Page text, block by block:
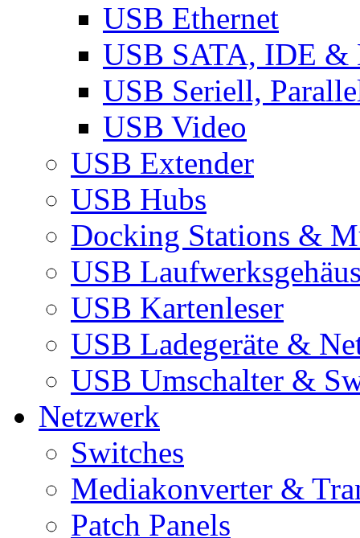
USB Ethernet
USB SATA, IDE &
USB Seriell,
USB Video
USB Extender
USB Hubs
Docking Stations &
USB
USB Kartenleser
USB Ladegeräte &
USB Umschalter &
Netzwerk
Switches
Mediakonverter &
Patch Panels